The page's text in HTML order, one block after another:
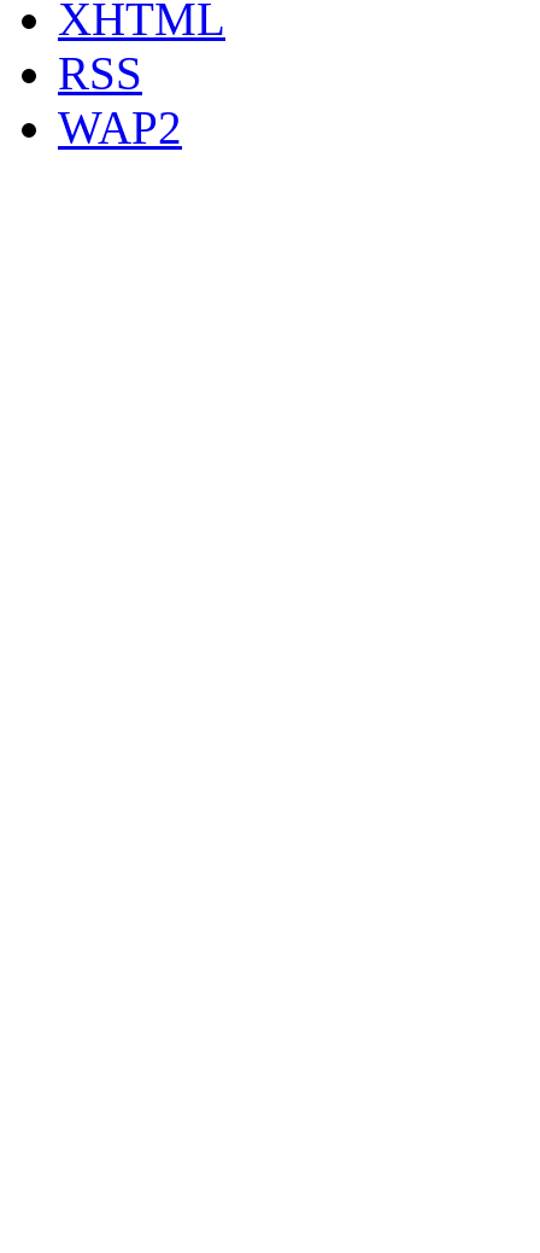
XHTML
RSS
WAP2